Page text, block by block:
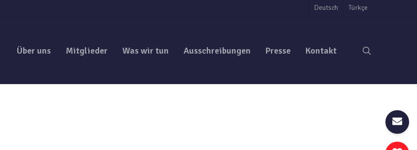
Deutsch Türkçe
Über uns Mitglieder Was wir tun Ausschreibungen Presse Kontakt